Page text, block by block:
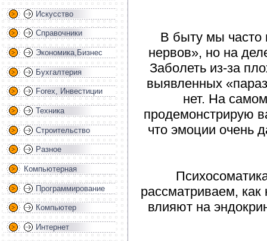
Искусство
Справочники
Экономика,Бизнес
Бухгалтерия
Forex, Инвестиции
Техника
Строительство
Разное
Компьютерная
Программирование
Компьютер
Интернет
В быту мы часто
нервов», но на
Заболеть из-за
выявленных
нет. На
продемонстрирую
что эмоции очень
рассматриваем,
влияют на